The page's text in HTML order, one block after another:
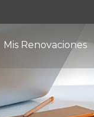
Mis Renovaciones